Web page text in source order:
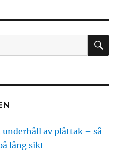
av plåttak – så
lång sikt